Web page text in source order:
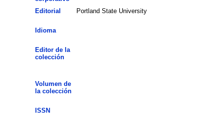
Editorial
Portland State University
Idioma
Editor de la
colección
Volumen de
la colección
ISSN